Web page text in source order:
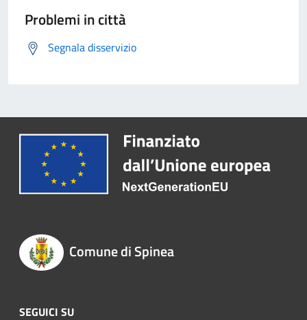
Problemi in città
Segnala disservizio
Comune di Spinea
SEGUICI SU